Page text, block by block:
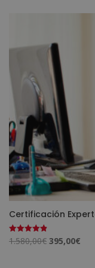
Certificación
Valorado
con
1.580,00€ El
395,00€